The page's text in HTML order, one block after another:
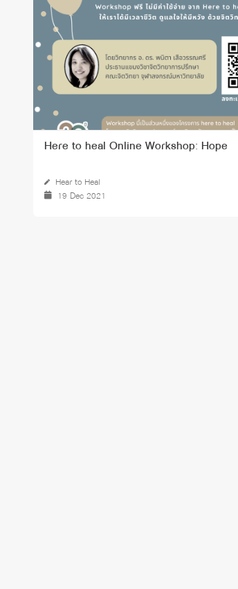
Here to heal Online Workshop: Hope
Hear to Heal
19 Dec 2021